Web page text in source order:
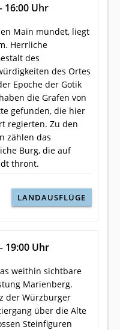
16:00 Uhr
Main mündet, liegt
Herrliche
des
des Ortes
Epoche der Gotik
die Grafen von
gefunden, die hier
regierten. Zu den
zählen das
Burg, die auf
thront.
LANDAUSFLÜGE
19:00 Uhr
weithin sichtbare
Marienberg.
der Würzburger
über die Alte
Steinfiguren